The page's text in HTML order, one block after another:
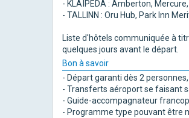
- KLAÏPEDA : Amberton,
- TALLINN : Oru Hub, Park Inn
Liste d'hôtels communiquée à
quelques jours avant le départ.
Bon à savoir
- Départ garanti dès 2
- Transferts aéroport se faisant
- Guide-accompagnateur
- Programme type pouvant être